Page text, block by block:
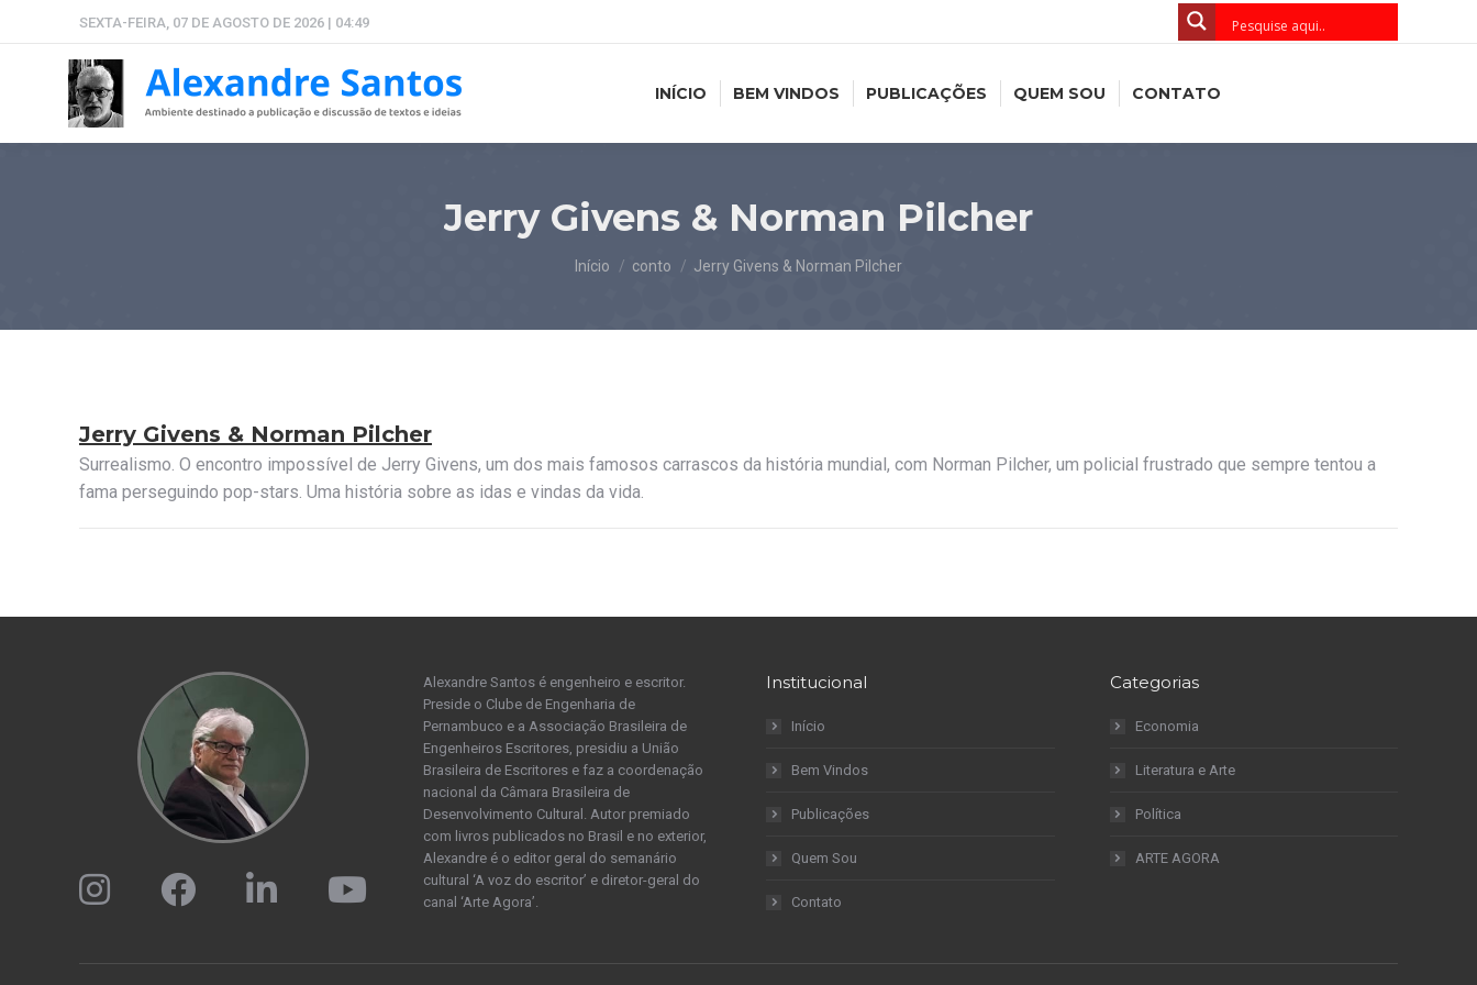
SEXTA-FEIRA, 07 DE AGOSTO DE 2026 | 04:49
INÍCIO BEM VINDOS PUBLICAÇÕES QUEM SOU CONTATO
Jerry Givens & Norman Pilcher
Você está aqui:
Início conto Jerry Givens & Norman Pilcher
Jerry Givens & Norman Pilcher
Surrealismo. O encontro impossível de Jerry Givens, um dos mais famosos carrascos da história mundial, com Norman Pilcher, um policial frustrado que sempre tentou a
fama perseguindo pop-stars. Uma história sobre as idas e vindas da vida.
Alexandre Santos é engenheiro e escritor.
Preside o Clube de Engenharia de
Pernambuco e a Associação Brasileira de
Engenheiros Escritores, presidiu a União
Brasileira de Escritores e faz a coordenação
nacional da Câmara Brasileira de
Desenvolvimento Cultural. Autor premiado
com livros publicados no Brasil e no exterior,
Alexandre é o editor geral do semanário
cultural ‘A voz do escritor’ e diretor-geral do
canal ‘Arte Agora’.
Institucional
Início
Bem Vindos
Publicações
Quem Sou
Contato
Categorias
Economia
Literatura e Arte
Política
ARTE AGORA